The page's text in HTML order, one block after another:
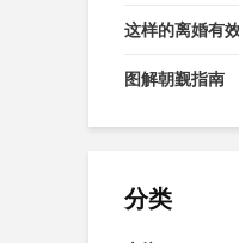
这样的离婚有
图解朝觐指南
分类